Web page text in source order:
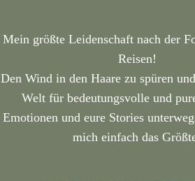
Mein größte Leidenschaft nach der
Reisen!
Den Wind in den Haare zu spüren
Welt für bedeutungsvolle und
Emotionen und eure Stories
mich einfach das